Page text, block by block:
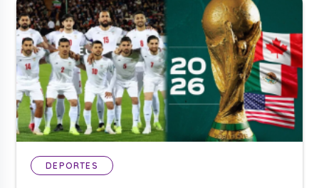
DEPORTES